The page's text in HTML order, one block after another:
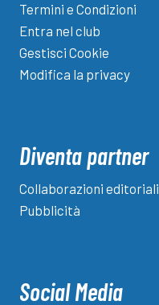
Termini e Condizioni
Entra nel club
Gestisci Cookie
Modifica la privacy
Diventa partner
Collaborazioni editoriali
Pubblicità
Social Media